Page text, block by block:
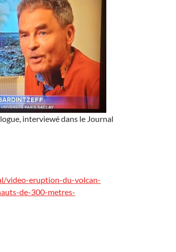
interviewé dans le Journal
video-eruption-du-volcan-
de-300-metres-